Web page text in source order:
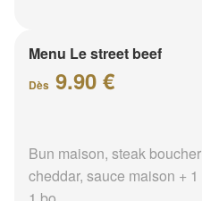
Menu Le street beef
Dès 9.90 €
Bun maison, steak
cheddar, sauce maison +